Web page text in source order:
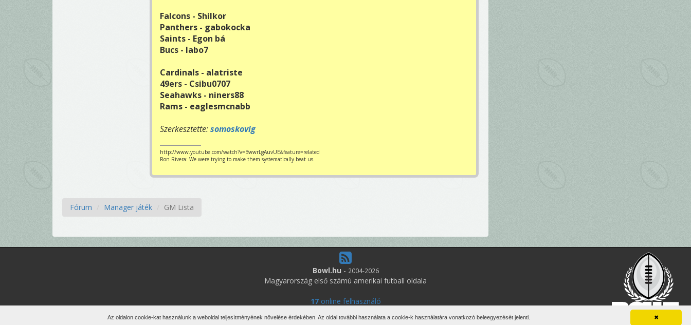
Falcons - Shilkor
Panthers - gabokocka
Saints - Egon bá
Bucs - labo7
Cardinals - alatriste
49ers - Csibu0707
Seahawks - niners88
Rams - eaglesmcnabb
Szerkesztette:somoskovig
http://www.youtube.com/watch?v=BwwrLgAuvUE&feature=related
Ron Rivera: We were trying to make them systematically beat us.
Fórum Manager játék GM Lista
Bowl.hu - 2004-2026
Magyarország első számú amerikai futball oldala
17online felhasználó
Impresszum
✖
Az oldalon cookie-kat használunk a weboldal teljesítményének növelése érdekében. Az oldal további használata a cookie-k használatára vonatkozó beleegyezését jelenti.